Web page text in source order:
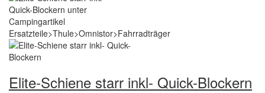
Elite-Schiene starr inkl- Quick-Blockern